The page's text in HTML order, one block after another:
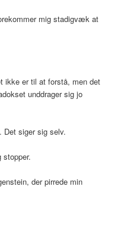
mig stadigvæk at
ikke er til at forstå, men det
unddrager sig jo
Det siger sig selv.
stopper.
der pirrede min